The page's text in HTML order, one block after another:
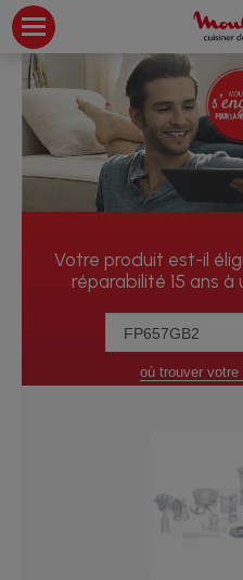
Votre produit est-il
réparabilité 15 ans
où trouver votre